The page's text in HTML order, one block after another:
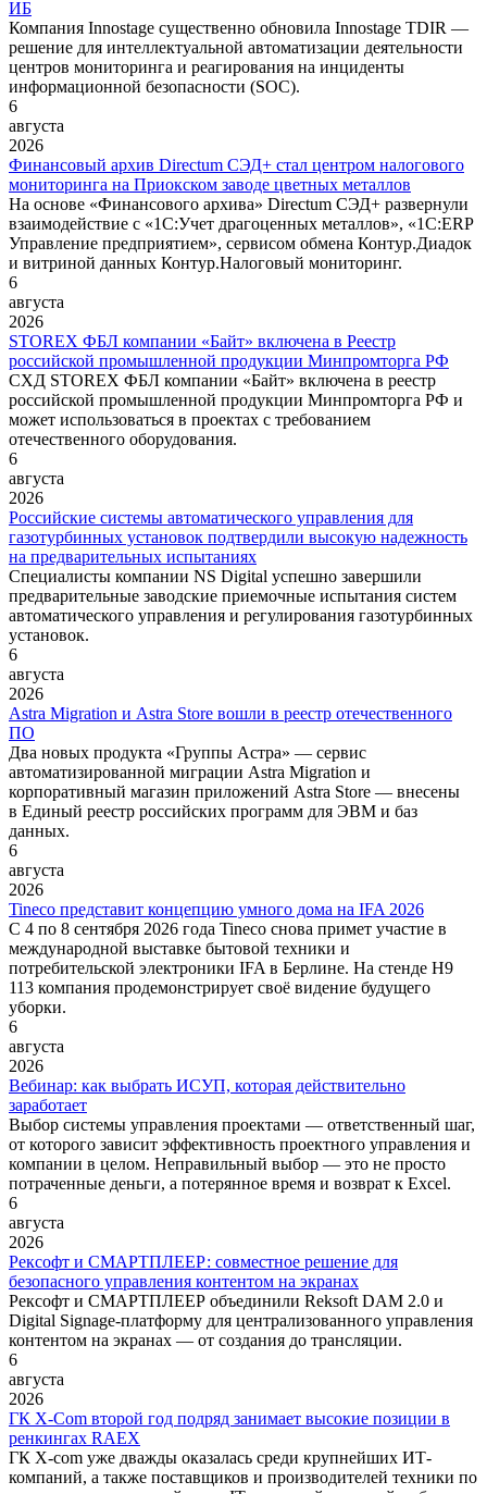
ИБ
Компания Innostage существенно обновила Innostage TDIR —
решение для интеллектуальной автоматизации деятельности
центров мониторинга и реагирования на инциденты
информационной безопасности (SOC).
6
августа
2026
Финансовый архив Directum СЭД+ стал центром налогового
мониторинга на Приокском заводе цветных металлов
На основе «Финансового архива» Directum СЭД+ развернули
взаимодействие с «1С:Учет драгоценных металлов», «1С:ERP
Управление предприятием», сервисом обмена Контур.Диадок
и витриной данных Контур.Налоговый мониторинг.
6
августа
2026
STOREX ФБЛ компании «Байт» включена в Реестр
российской промышленной продукции Минпромторга РФ
СХД STOREX ФБЛ компании «Байт» включена в реестр
российской промышленной продукции Минпромторга РФ и
может использоваться в проектах с требованием
отечественного оборудования.
6
августа
2026
Российские системы автоматического управления для
газотурбинных установок подтвердили высокую надежность
на предварительных испытаниях
Специалисты компании NS Digital успешно завершили
предварительные заводские приемочные испытания систем
автоматического управления и регулирования газотурбинных
установок.
6
августа
2026
Astra Migration и Astra Store вошли в реестр отечественного
ПО
Два новых продукта «Группы Астра» — сервис
автоматизированной миграции Astra Migration и
корпоративный магазин приложений Astra Store — внесены
в Единый реестр российских программ для ЭВМ и баз
данных.
6
августа
2026
Tineco представит концепцию умного дома на IFA 2026
С 4 по 8 сентября 2026 года Tineco снова примет участие в
международной выставке бытовой техники и
потребительской электроники IFA в Берлине. На стенде H9
113 компания продемонстрирует своё видение будущего
уборки.
6
августа
2026
Вебинар: как выбрать ИСУП, которая действительно
заработает
Выбор системы управления проектами — ответственный шаг,
от которого зависит эффективность проектного управления и
компании в целом. Неправильный выбор — это не просто
потраченные деньги, а потерянное время и возврат к Excel.
6
августа
2026
Рексофт и СМАРТПЛЕЕР: совместное решение для
безопасного управления контентом на экранах
Рексофт и СМАРТПЛЕЕР объединили Reksoft DAM 2.0 и
Digital Signage-платформу для централизованного управления
контентом на экранах — от создания до трансляции.
6
августа
2026
ГК X-Com второй год подряд занимает высокие позиции в
ренкингах RAEX
ГК X-com уже дважды оказалась среди крупнейших ИТ-
компаний, а также поставщиков и производителей техники по